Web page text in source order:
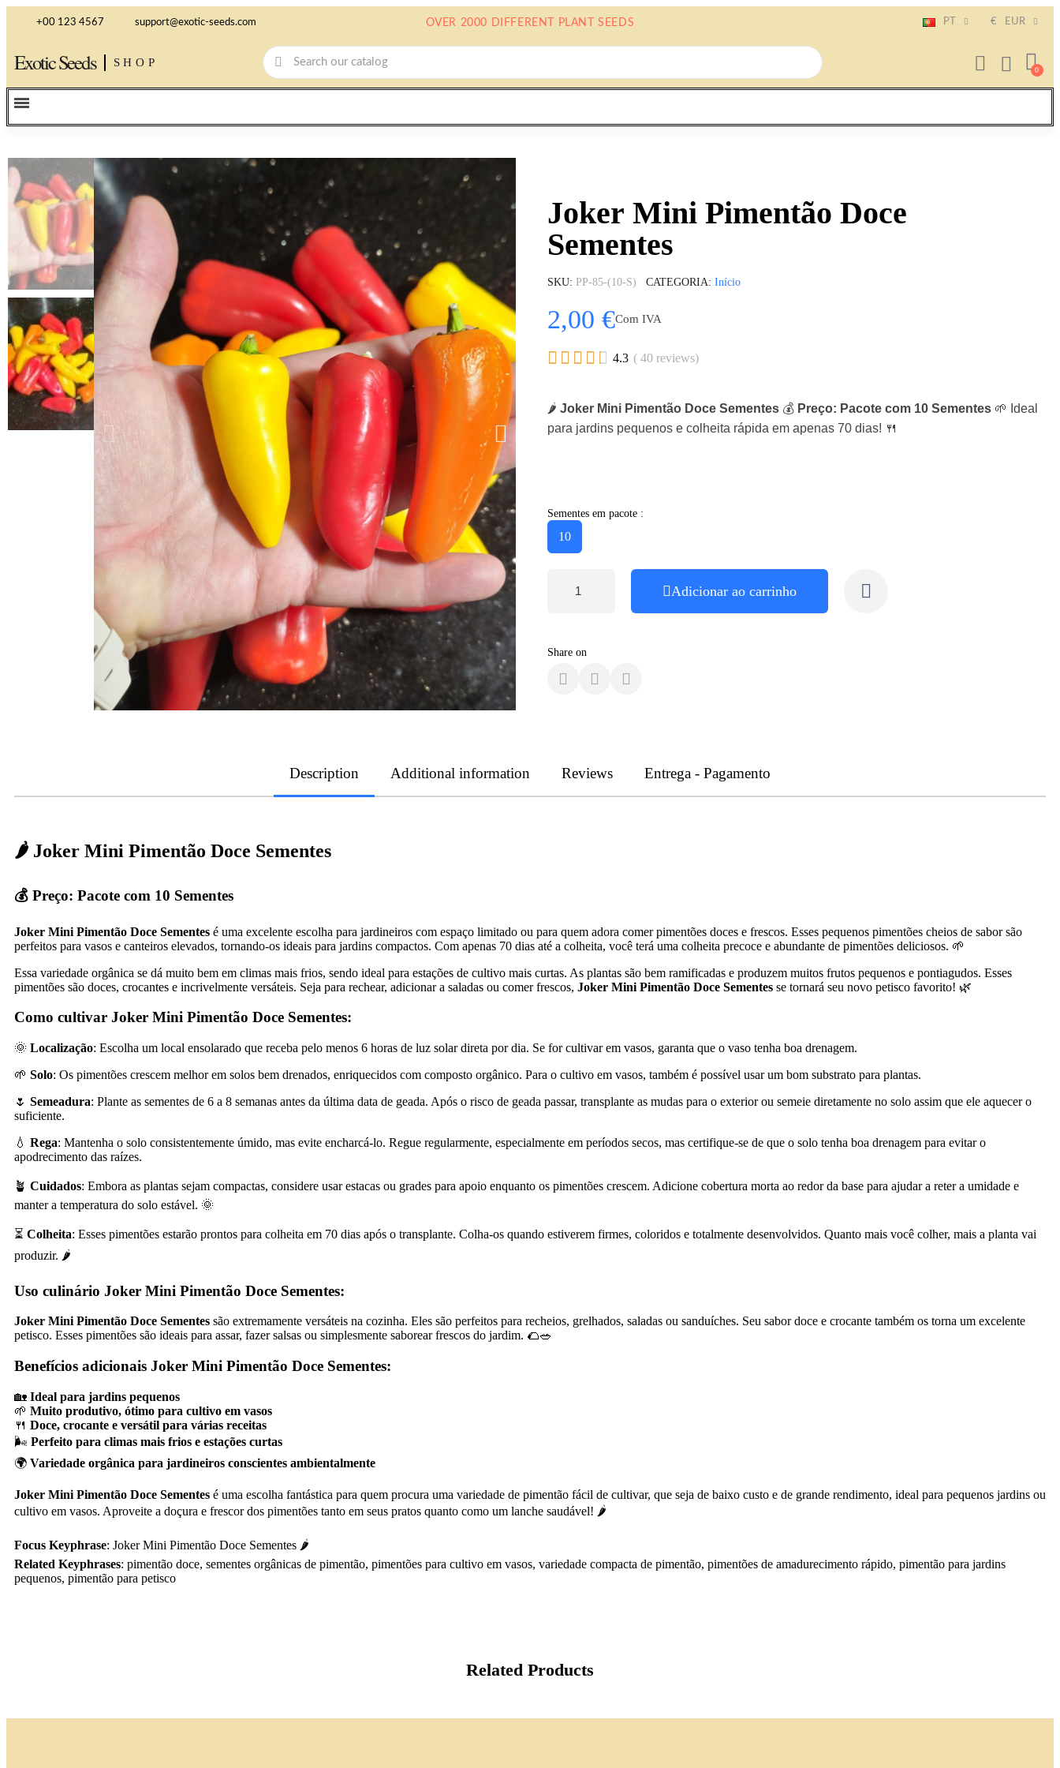
+00 123 4567 support@exotic-seeds.com OVER 2000 DIFFERENT PLANT SEEDS PT € EUR
Exotic Seeds SHOP
Joker Mini Pimentão Doce
Sementes
SKU PP-85-(10-S) CATEGORIA Início
2,00 €Com IVA
     4.3 ( 40 reviews)
🌶️ Joker Mini Pimentão Doce Sementes 💰 Preço: Pacote com 10 Sementes 🌱 Ideal
para jardins pequenos e colheita rápida em apenas 70 dias! 🍴
Sementes em pacote :
10
Adicionar ao carrinho
Share on
Description Additional information Reviews Entrega - Pagamento
🌶️ Joker Mini Pimentão Doce Sementes
💰 Preço: Pacote com 10 Sementes
Joker Mini Pimentão Doce Sementes é uma excelente escolha para jardineiros com espaço limitado ou para quem adora comer pimentões doces e frescos. Esses pequenos pimentões cheios de sabor são
perfeitos para vasos e canteiros elevados, tornando-os ideais para jardins compactos. Com apenas 70 dias até a colheita, você terá uma colheita precoce e abundante de pimentões deliciosos. 🌱
Essa variedade orgânica se dá muito bem em climas mais frios, sendo ideal para estações de cultivo mais curtas. As plantas são bem ramificadas e produzem muitos frutos pequenos e pontiagudos. Esses
pimentões são doces, crocantes e incrivelmente versáteis. Seja para rechear, adicionar a saladas ou comer frescos, Joker Mini Pimentão Doce Sementes se tornará seu novo petisco favorito! 🌿
Como cultivar Joker Mini Pimentão Doce Sementes:
🌞 Localização: Escolha um local ensolarado que receba pelo menos 6 horas de luz solar direta por dia. Se for cultivar em vasos, garanta que o vaso tenha boa drenagem.
🌱 Solo: Os pimentões crescem melhor em solos bem drenados, enriquecidos com composto orgânico. Para o cultivo em vasos, também é possível usar um bom substrato para plantas.
🌷 Semeadura: Plante as sementes de 6 a 8 semanas antes da última data de geada. Após o risco de geada passar, transplante as mudas para o exterior ou semeie diretamente no solo assim que ele aquecer o
suficiente.
💧 Rega: Mantenha o solo consistentemente úmido, mas evite encharcá-lo. Regue regularmente, especialmente em períodos secos, mas certifique-se de que o solo tenha boa drenagem para evitar o
apodrecimento das raízes.
🪴 Cuidados: Embora as plantas sejam compactas, considere usar estacas ou grades para apoio enquanto os pimentões crescem. Adicione cobertura morta ao redor da base para ajudar a reter a umidade e
manter a temperatura do solo estável. 🌞
⏳ Colheita: Esses pimentões estarão prontos para colheita em 70 dias após o transplante. Colha-os quando estiverem firmes, coloridos e totalmente desenvolvidos. Quanto mais você colher, mais a planta vai
produzir. 🌶️
Uso culinário Joker Mini Pimentão Doce Sementes:
Joker Mini Pimentão Doce Sementes são extremamente versáteis na cozinha. Eles são perfeitos para recheios, grelhados, saladas ou sanduíches. Seu sabor doce e crocante também os torna um excelente
petisco. Esses pimentões são ideais para assar, fazer salsas ou simplesmente saborear frescos do jardim. 🌮🥗
Benefícios adicionais Joker Mini Pimentão Doce Sementes:
🏡 Ideal para jardins pequenos
🌱 Muito produtivo, ótimo para cultivo em vasos
🍴 Doce, crocante e versátil para várias receitas
🌬️ Perfeito para climas mais frios e estações curtas
🌍 Variedade orgânica para jardineiros conscientes ambientalmente
Joker Mini Pimentão Doce Sementes é uma escolha fantástica para quem procura uma variedade de pimentão fácil de cultivar, que seja de baixo custo e de grande rendimento, ideal para pequenos jardins ou
cultivo em vasos. Aproveite a doçura e frescor dos pimentões tanto em seus pratos quanto como um lanche saudável! 🌶️
Focus Keyphrase: Joker Mini Pimentão Doce Sementes 🌶️
Related Keyphrases: pimentão doce, sementes orgânicas de pimentão, pimentões para cultivo em vasos, variedade compacta de pimentão, pimentões de amadurecimento rápido, pimentão para jardins
pequenos, pimentão para petisco
Related Products